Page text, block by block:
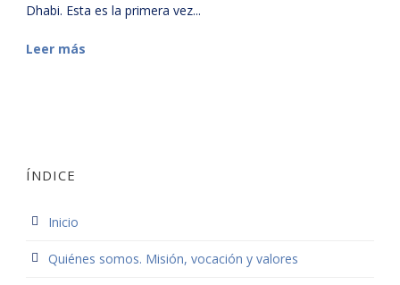
Dhabi. Esta es la primera vez...
Leer más
ÍNDICE
Inicio
Quiénes somos. Misión, vocación y valores